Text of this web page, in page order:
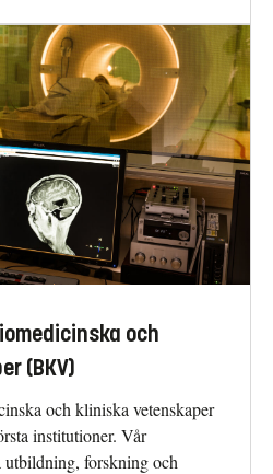
och
(BKV)
och kliniska vetenskaper
institutioner. Vår
utbildning, forskning och